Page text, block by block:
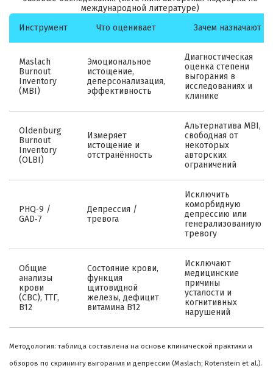
международной литературе)
Инструмент
Что оценивает Зачем назначают
Maslach
Burnout
Inventory
(MBI)
Эмоциональное
истощение,
деперсонализация,
эффективность
Диагностическая
оценка степени
выгорания в
исследованиях и
клинике
Oldenburg
Burnout
Inventory
(OLBI)
Измеряет
истощение и
отстранённость
Альтернатива MBI,
свободная от
некоторых
авторских
ограничений
PHQ‑9 /
GAD‑7
Депрессия /
тревога
Исключить
коморбидную
депрессию или
генерализованную
тревогу
Общие
анализы
крови
(CBC), ТТГ,
B12
Состояние крови,
функция
щитовидной
железы, дефицит
витамина B12
Исключают
медицинские
причины
усталости и
когнитивных
нарушений
Методология: таблица составлена на основе клинической практики и
обзоров по скринингу выгорания и депрессии (Maslach; Rotenstein et al.).